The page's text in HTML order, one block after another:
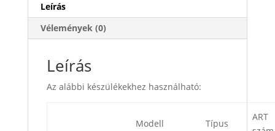
Leírás
Vélemények (0)
Leírás
Az alábbi készülékekhez használható:
Modell Típus
ART